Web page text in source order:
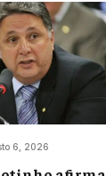
6, 2026